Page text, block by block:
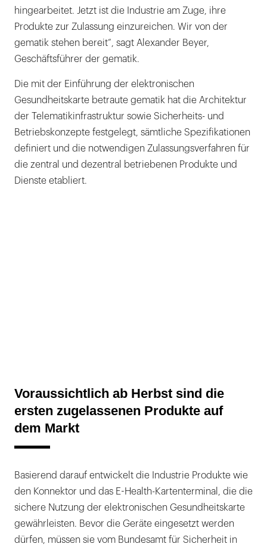
hingearbeitet. Jetzt ist die Industrie am Zuge, ihre
Produkte zur Zulassung einzureichen. Wir von der
gematik stehen bereit“, sagt Alexander Beyer,
Geschäftsführer der gematik.
Die mit der Einführung der elektronischen
Gesundheitskarte betraute gematik hat die Architektur
der Telematikinfrastruktur sowie Sicherheits- und
Betriebskonzepte festgelegt, sämtliche Spezifikationen
definiert und die notwendigen Zulassungsverfahren für
die zentral und dezentral betriebenen Produkte und
Dienste etabliert.
Voraussichtlich ab Herbst sind die
ersten zugelassenen Produkte auf
dem Markt
Basierend darauf entwickelt die Industrie Produkte wie
den Konnektor und das E-Health-Kartenterminal, die die
sichere Nutzung der elektronischen Gesundheitskarte
gewährleisten. Bevor die Geräte eingesetzt werden
dürfen, müssen sie vom Bundesamt für Sicherheit in